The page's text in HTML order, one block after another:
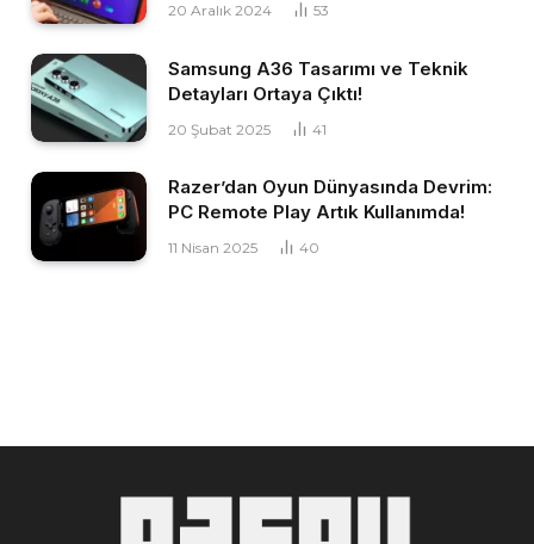
20 Aralık 2024 53
Samsung A36 Tasarımı ve Teknik
Detayları Ortaya Çıktı!
20 Şubat 2025 41
Razer’dan Oyun Dünyasında Devrim:
PC Remote Play Artık Kullanımda!
11 Nisan 2025 40